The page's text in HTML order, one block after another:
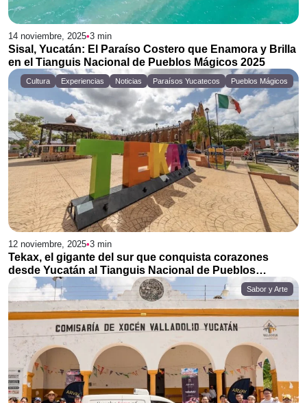
14 noviembre, 2025•3 min
Sisal, Yucatán: El Paraíso Costero que Enamora y Brilla
en el Tianguis Nacional de Pueblos Mágicos 2025
Cultura Experiencias Noticias Paraísos Yucatecos Pueblos Mágicos
12 noviembre, 2025•3 min
Tekax, el gigante del sur que conquista corazones
desde Yucatán al Tianguis Nacional de Pueblos
Mágicos 2025
Sabor y Arte